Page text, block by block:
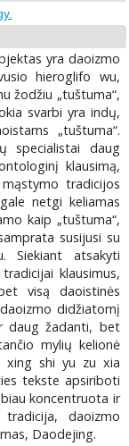
yra daoizmo
hieroglifo wu,
žodžiu „tuštuma“,
svarbi yra indų,
„tuštuma“.
specialistai daug
klausimą,
tradicijos
netgi keliamas
kaip „tuštuma“,
susijusi su
Siekiant atsakyti
klausimus,
visą daoistinės
didžiatomį
daug žadanti, bet
mylių kelionė
xing shi yu zu xia
tekste apsiriboti
koncentruota ir
daoizmo
Daodejing.